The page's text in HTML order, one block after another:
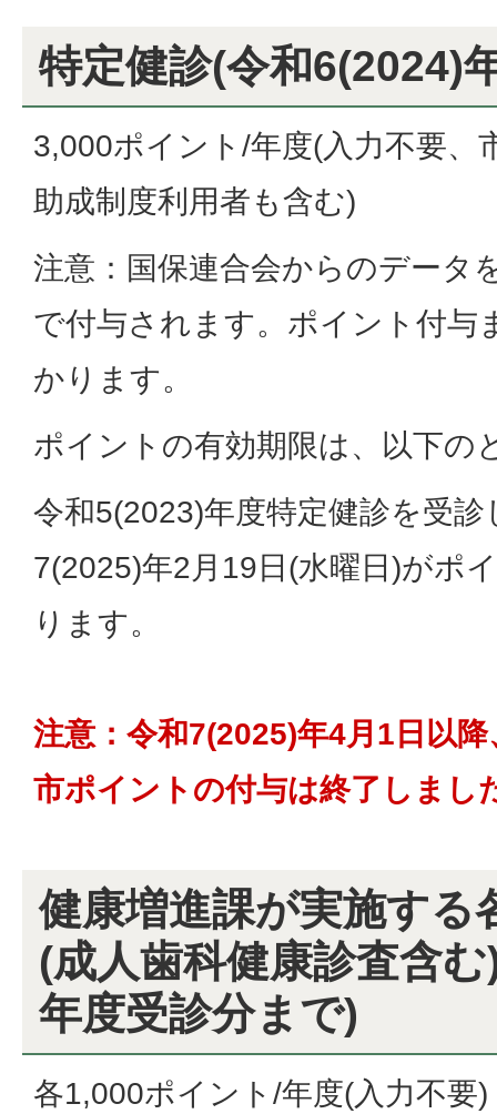
特定健診(令和6(2024)
3,000ポイント/年度(入力不要、
助成制度利用者も含む)
注意：国保連合会からのデータ
で付与されます。ポイント付与
かります。
ポイントの有効期限は、以下の
令和5(2023)年度特定健診を受診
7(2025)年2月19日(水曜日)がポ
ります。
注意：令和7(2025)年4月1日以
市ポイントの付与は終了しまし
健康増進課が実施する
(成人歯科健康診査含
年度受診分まで)
各1,000ポイント/年度(入力不要)